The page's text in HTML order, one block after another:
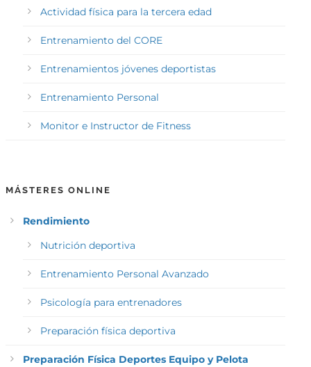
Actividad física para la tercera edad
Entrenamiento del CORE
Entrenamientos jóvenes deportistas
Entrenamiento Personal
Monitor e Instructor de Fitness
MÁSTERES ONLINE
Rendimiento
Nutrición deportiva
Entrenamiento Personal Avanzado
Psicología para entrenadores
Preparación física deportiva
Preparación Física Deportes Equipo y Pelota